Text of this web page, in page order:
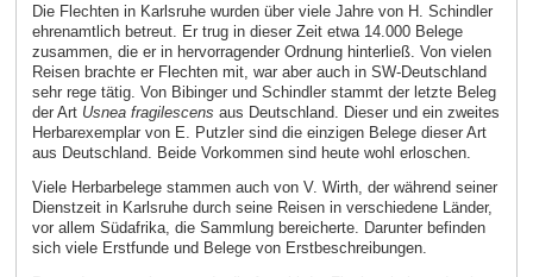
Die Flechten in Karlsruhe wurden über viele Jahre von H. Schindler
ehrenamtlich betreut. Er trug in dieser Zeit etwa 14.000 Belege
zusammen, die er in hervorragender Ordnung hinterließ. Von vielen
Reisen brachte er Flechten mit, war aber auch in SW-Deutschland
sehr rege tätig. Von Bibinger und Schindler stammt der letzte Beleg
der Art Usnea fragilescens aus Deutschland. Dieser und ein zweites
Herbarexemplar von E. Putzler sind die einzigen Belege dieser Art
aus Deutschland. Beide Vorkommen sind heute wohl erloschen.
Viele Herbarbelege stammen auch von V. Wirth, der während seiner
Dienstzeit in Karlsruhe durch seine Reisen in verschiedene Länder,
vor allem Südafrika, die Sammlung bereicherte. Darunter befinden
sich viele Erstfunde und Belege von Erstbeschreibungen.